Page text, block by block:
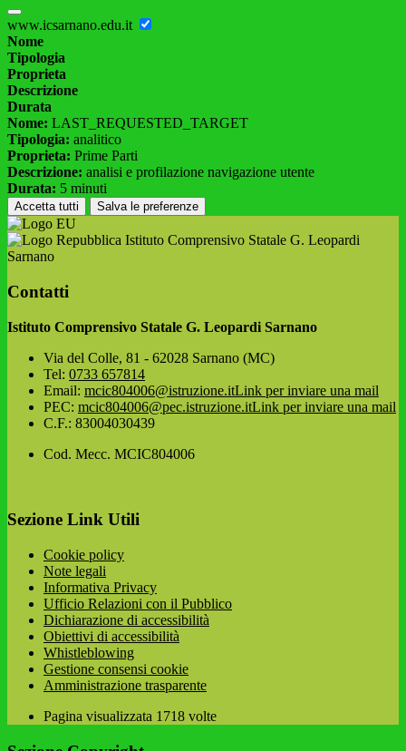
www.icsarnano.edu.it
Nome
Tipologia
Proprieta
Descrizione
Durata
Nome: LAST_REQUESTED_TARGET
Tipologia: analitico
Proprieta: Prime Parti
Descrizione: analisi e profilazione navigazione utente
Durata: 5 minuti
Accetta tutti Salva le preferenze
Istituto Comprensivo Statale G. Leopardi
Sarnano
Contatti
Istituto Comprensivo Statale G. Leopardi Sarnano
Via del Colle, 81 - 62028 Sarnano (MC)
Tel: 0733 657814
Email: mcic804006@istruzione.itLink per inviare una mail
PEC: mcic804006@pec.istruzione.itLink per inviare una mail
C.F.: 83004030439
Cod. Mecc. MCIC804006
Sezione Link Utili
Cookie policy
Note legali
Informativa Privacy
Ufficio Relazioni con il Pubblico
Dichiarazione di accessibilità
Obiettivi di accessibilità
Whistleblowing
Gestione consensi cookie
Amministrazione trasparente
Pagina visualizzata 1718 volte